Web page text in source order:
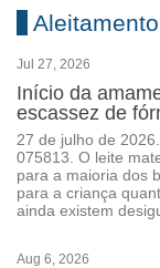
Jul 27, 2026
Início da
escassez de
27 de julho de
075813. O leite
para a maioria dos
para a criança
ainda existem
Aug 6, 2026